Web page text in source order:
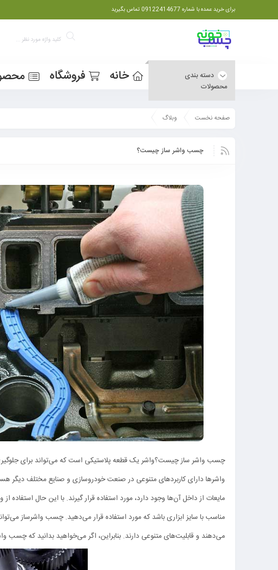
برای خرید عمده با شماره 09122414677 تماس بگیرید
دسته بندی
محصولات
خانه فروشگاه
صفحه نخست وبلاگ
چسب واشر ساز چیست؟
چسب واشر ساز چیست؟واشر یک قطعه پلاستیکی است که می‌تواند برای
واشرها دارای کاربردهای متنوعی در صنعت خودروسازی و صنایع مختلف دیگر
مایعات از داخل آن‌ها وجود دارد، مورد استفاده قرار گیرند. با این حال
مناسب با سایز ابزاری باشد که مورد استفاده قرار می‌دهید. چسب واشرساز
می‌دهند و قابلیت‌های متنوعی دارند. بنابراین، اگر می‌خواهید بدانید که چسب